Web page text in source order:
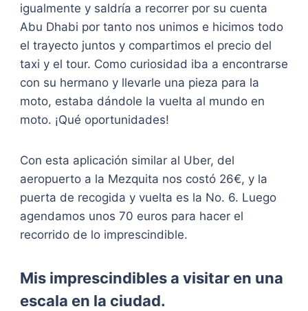
igualmente y saldría a recorrer por su cuenta
Abu Dhabi por tanto nos unimos e hicimos todo
el trayecto juntos y compartimos el precio del
taxi y el tour. Como curiosidad iba a encontrarse
con su hermano y llevarle una pieza para la
moto, estaba dándole la vuelta al mundo en
moto. ¡Qué oportunidades!
Con esta aplicación similar al Uber, del
aeropuerto a la Mezquita nos costó 26€, y la
puerta de recogida y vuelta es la No. 6. Luego
agendamos unos 70 euros para hacer el
recorrido de lo imprescindible.
Mis imprescindibles a visitar en una
escala en la ciudad.